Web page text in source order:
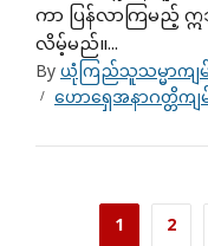
ကာ ပြန်လာကြမည့်
လိမ့်မည်။...
Byယုံကြည်သူသမ္မာကျ
ဟောရှေအနာဂတ္တိကျ
1 2